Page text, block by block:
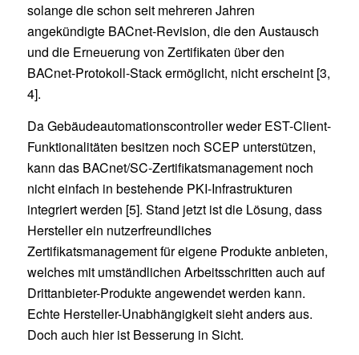
solange die schon seit mehreren Jahren
angekündigte BACnet-Revision, die den Austausch
und die Erneuerung von Zertifikaten über den
BACnet-Protokoll-Stack ermöglicht, nicht erscheint [3,
4].
Da Gebäudeautomationscontroller weder EST-Client-
Funktionalitäten besitzen noch SCEP unterstützen,
kann das BACnet/SC-Zertifikatsmanagement noch
nicht einfach in bestehende PKI-Infrastrukturen
integriert werden [5]. Stand jetzt ist die Lösung, dass
Hersteller ein nutzerfreundliches
Zertifikatsmanagement für eigene Produkte anbieten,
welches mit umständlichen Arbeitsschritten auch auf
Drittanbieter-Produkte angewendet werden kann.
Echte Hersteller-Unabhängigkeit sieht anders aus.
Doch auch hier ist Besserung in Sicht.